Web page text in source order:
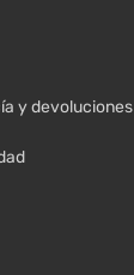
y devoluciones